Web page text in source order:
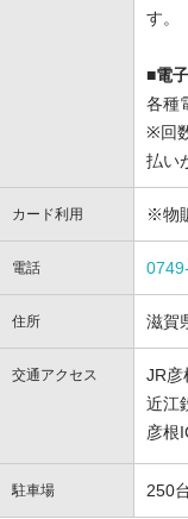
す。
■電
各種
※回
払い
カード利用 ※物
電話
住所 滋賀
交通アクセス
JR彦
近江
彦根
駐車場 250